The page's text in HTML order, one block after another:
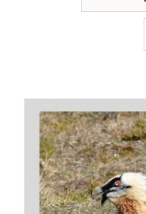
CONTACTO
CARRITO